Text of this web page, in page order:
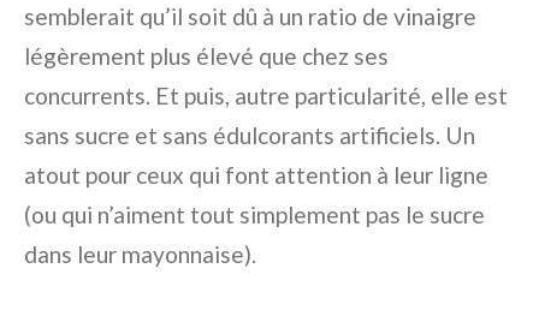
semblerait qu’il soit dû à un ratio de vinaigre
légèrement plus élevé que chez ses
concurrents. Et puis, autre particularité, elle est
sans sucre et sans édulcorants artificiels. Un
atout pour ceux qui font attention à leur ligne
(ou qui n’aiment tout simplement pas le sucre
dans leur mayonnaise).